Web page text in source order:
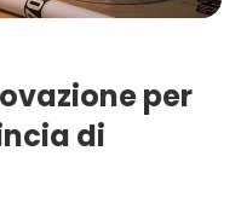
per
di